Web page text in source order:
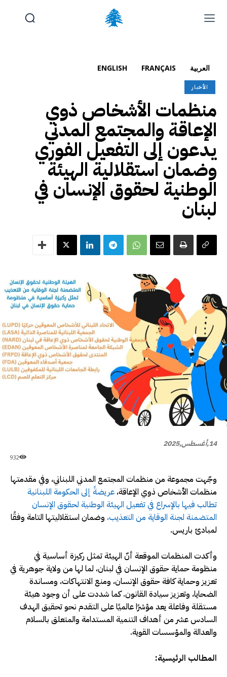
Français
(الفرنسية)
English
(الإنجليزية)
العربية FRANÇAIS
ENGLISH
الأخبار
منظمات الأشخاص ذوي
الإعاقة والمجتمع المدني
يدعون إلى التفعيل الفوري
وضمان استقلالية الهيئة
الوطنية لحقوق الإنسان في
لبنان
14,أغسطس,2025
932
وجّهت مجموعة من منظمات المجتمع المدني اللبناني، وفي مقدمتها
منظمات الأشخاص ذوي الإعاقة، عريضةً إلى الحكومة اللبنانية
تطالب فيها بالإسراع في تفعيل الهيئة الوطنية لحقوق الإنسان
المتضمنة لجنة الوقاية من التعذيب، وضمان استقلاليتها التامة وفقًا
لمبادئ باريس.
وأكدت المنظمات الموقعة أنّ الهيئة تمثل ركيزة أساسية في
منظومة حماية حقوق الإنسان في لبنان، لما لها من ولاية جوهرية في
تعزيز وحماية كافة حقوق الإنسان، ومنع الانتهاكات، ومساندة
الضحايا، وتعزيز سيادة القانون. كما شددت على أن وجود هيئة
مستقلة وفاعلة يعد مؤشرًا عالميًا على التقدم نحو تحقيق الهدف
السادس عشر من أهداف التنمية المستدامة والمتعلق بالسلام
والعدالة والمؤسسات القوية.
المطالب الرئيسية: